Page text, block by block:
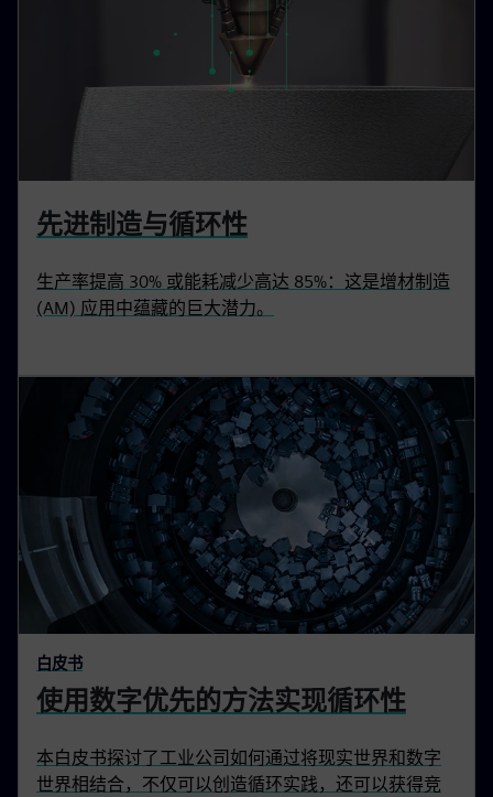
先进制造与循环性
生产率提高 30% 或能耗减少高达 85%：这是增材制造
(AM) 应用中蕴藏的巨大潜力。
白皮书
使用数字优先的方法实现循环性
本白皮书探讨了工业公司如何通过将现实世界和数字
世界相结合，不仅可以创造循环实践，还可以获得竞